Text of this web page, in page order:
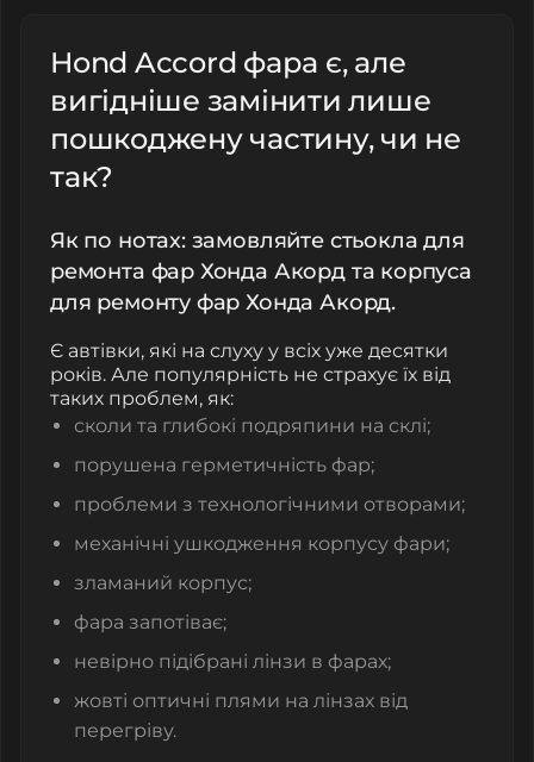
Hond Accord фара є, але
вигідніше замінити лише
пошкоджену частину, чи не
так?
Як по нотах: замовляйте стьокла для
ремонта фар Хонда Акорд та корпуса
для ремонту фар Хонда Акорд.
Є автівки, які на слуху у всіх уже десятки
років. Але популярність не страхує їх від
таких проблем, як:
сколи та глибокі подряпини на склі;
порушена герметичність фар;
проблеми з технологічними отворами;
механічні ушкодження корпусу фари;
зламаний корпус;
фара запотіває;
невірно підібрані лінзи в фарах;
жовті оптичні плями на лінзах від
перегріву.